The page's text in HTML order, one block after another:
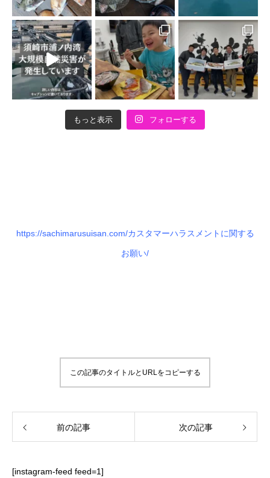
もっと表示 フォローする
https://sachimarusuisan.com/カスタマーハラスメントに関する
お願い/
この記事のタイトルとURLをコピーする
前の記事 次の記事
[instagram-feed feed=1]